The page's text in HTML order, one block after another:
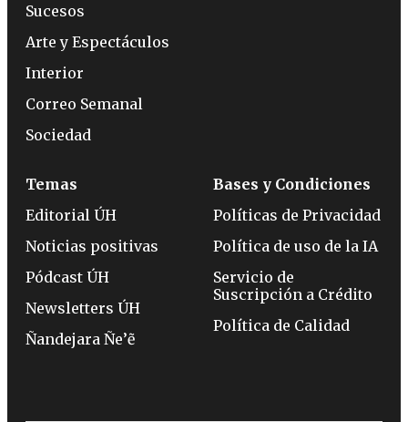
Sucesos
Arte y Espectáculos
Interior
Correo Semanal
Sociedad
Temas
Editorial ÚH
Noticias positivas
Pódcast ÚH
Newsletters ÚH
Ñandejara Ñe’ẽ
Bases y Condiciones
Políticas de Privacidad
Política de uso de la IA
Servicio de
Suscripción a Crédito
Política de Calidad